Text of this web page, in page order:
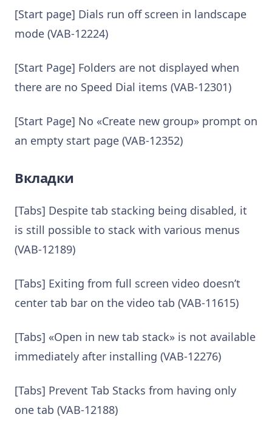
[Start page] Dials run off screen in landscape
mode (VAB-12224)
[Start Page] Folders are not displayed when
there are no Speed Dial items (VAB-12301)
[Start Page] No «Create new group» prompt on
an empty start page (VAB-12352)
Вкладки
[Tabs] Despite tab stacking being disabled, it
is still possible to stack with various menus
(VAB-12189)
[Tabs] Exiting from full screen video doesn’t
center tab bar on the video tab (VAB-11615)
[Tabs] «Open in new tab stack» is not available
immediately after installing (VAB-12276)
[Tabs] Prevent Tab Stacks from having only
one tab (VAB-12188)